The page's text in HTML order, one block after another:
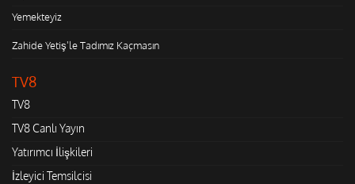
Yemekteyiz
Zahide Yetiş'le Tadımız Kaçmasın
TV8
TV8
TV8 Canlı Yayın
Yatırımcı İlişkileri
İzleyici Temsilcisi